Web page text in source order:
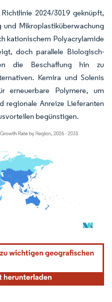
2024/3019 geknüpft,
und Mikroplastiküberwachung
kationischem Polyacrylamide
doch parallele Biologisch-
die Beschaffung hin zu
Kemira und Solenis
erneuerbare Polymere, um
regionale Anreize Lieferanten
begünstigen.
erfordert Namensnennung gemäß